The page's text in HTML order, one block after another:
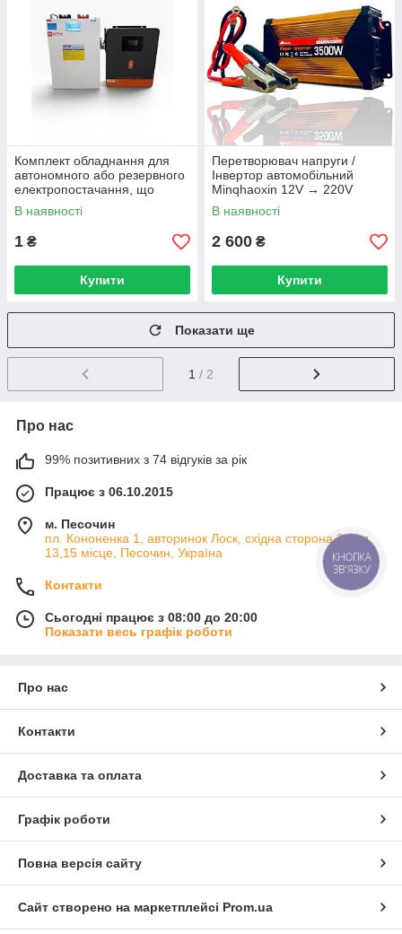
Комплект обладнання для
автономного або резервного
електропостачання, що
складається з літій-залізо-
фосфатного (LiFePO4)
В наявності
1 ₴
Купити
Перетворювач напруги /
Інвертор автомобільний
Minqhaoxin 12V → 220V
3500W, чистий синус 900W
В наявності
2 600 ₴
Купити
Показати ще
1 / 2
Про нас
99% позитивних з 74 відгуків за рік
Працює з 06.10.2015
м. Песочин
пл. Кононенка 1, авторинок Лоск, східна сторона 2 ряд
13,15 місце, Песочин, Україна
Контакти
Сьогодні працює з 08:00 до 20:00
Показати весь графік роботи
Про нас
Контакти
Доставка та оплата
Графік роботи
Повна версія сайту
Сайт створено на маркетплейсі Prom.ua
КНОПКА
ЗВ'ЯЗКУ